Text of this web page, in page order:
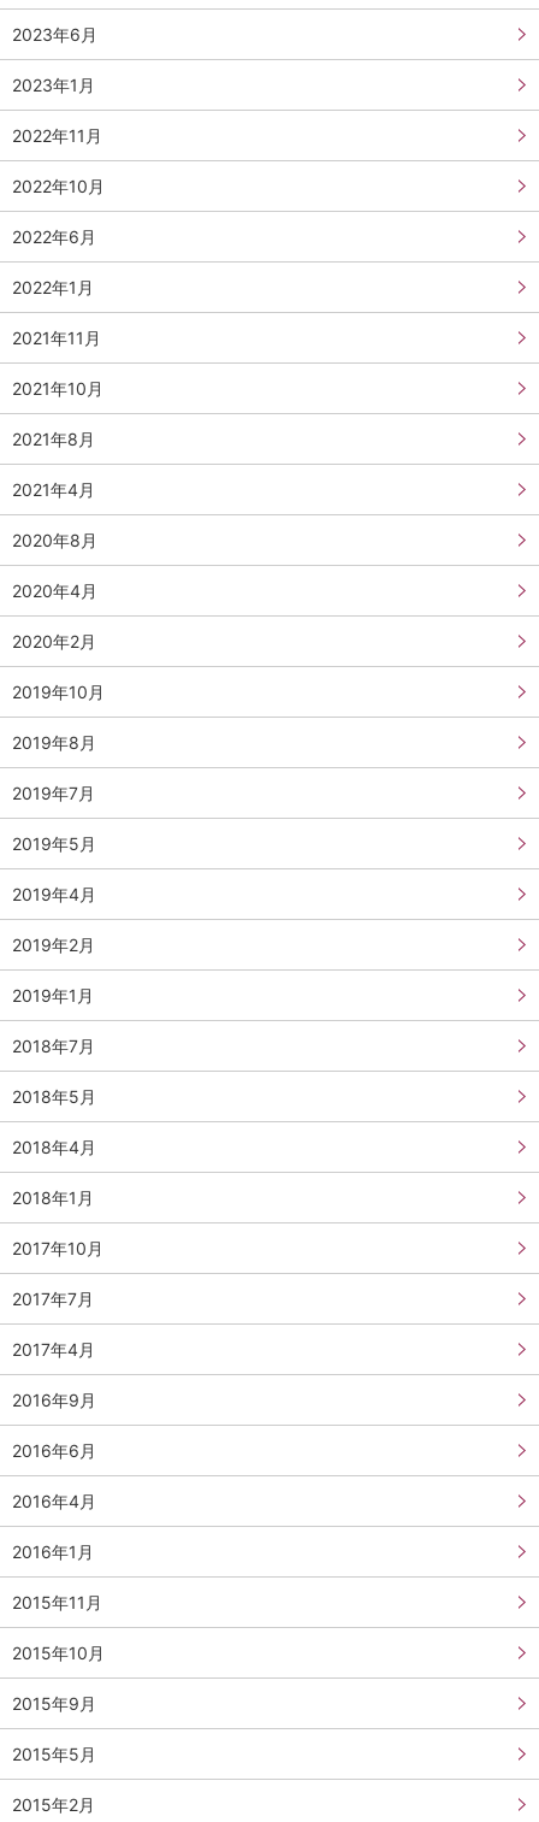
2023年6月
2023年1月
2022年11月
2022年10月
2022年6月
2022年1月
2021年11月
2021年10月
2021年8月
2021年4月
2020年8月
2020年4月
2020年2月
2019年10月
2019年8月
2019年7月
2019年5月
2019年4月
2019年2月
2019年1月
2018年7月
2018年5月
2018年4月
2018年1月
2017年10月
2017年7月
2017年4月
2016年9月
2016年6月
2016年4月
2016年1月
2015年11月
2015年10月
2015年9月
2015年5月
2015年2月